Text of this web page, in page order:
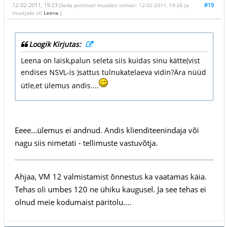
#19
12-02-2011, 19:23 (Seda postitust muudeti viimati: 12-02-2011, 19:26 ja
muutjaks oli Leena .)
Loogik Kirjutas:
Leena on laisk,palun seleta siis kuidas sinu kätte(vist
endises NSVL-is )sattus tulnukatelaeva vidin?Ära nüüd
ütle,et ülemus andis....
Eeee...ülemus ei andnud. Andis klienditeenindaja või
nagu siis nimetati - tellimuste vastuvõtja.
Ahjaa, VM 12 valmistamist õnnestus ka vaatamas käia.
Tehas oli umbes 120 ne ühiku kaugusel. Ja see tehas ei
olnud meie kodumaist päritolu....